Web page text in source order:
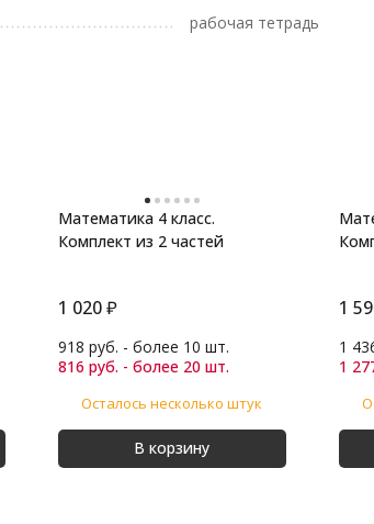
рабочая тетрадь
Математика 4 класс.
Комплект из 2 частей
1 020₽
918 руб. - более 10 шт.
816 руб. - более 20 шт.
Осталось несколько штук
В корзину
1
1
1